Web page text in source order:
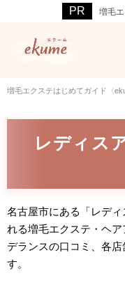
増毛
増毛エクステはじめてガイド〈
レディス
名古屋市にある「レデ
れる増毛エクステ・ヘ
デランスの口コミ、各
す。